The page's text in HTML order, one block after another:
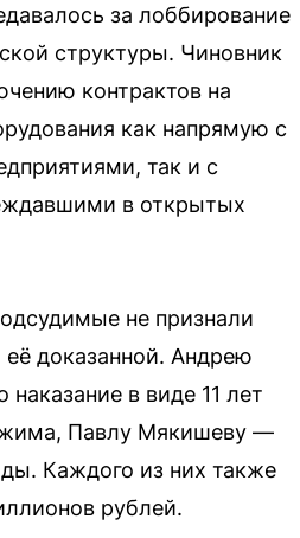
за лоббирование
структуры. Чиновник
контрактов на
как напрямую с
так и с
в открытых
не признали
доказанной. Андрею
в виде 11 лет
Павлу Мякишеву —
Каждого из них также
рублей.